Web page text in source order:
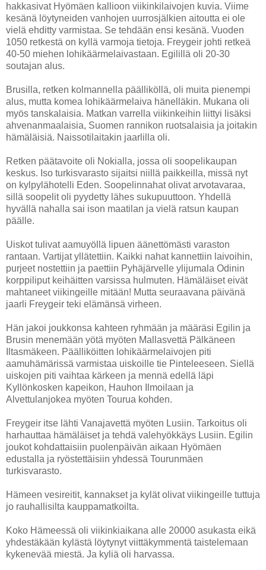
hakkasivat Hyömäen kallioon viikinkilaivojen kuvia. Viime
kesänä löytyneiden vanhojen uurrosjälkien aitoutta ei ole
vielä ehditty varmistaa. Se tehdään ensi kesänä. Vuoden
1050 retkestä on kyllä varmoja tietoja. Freygeir johti retkeä
40-50 miehen lohikäärmelaivastaan. Egilillä oli 20-30
soutajan alus.
Brusilla, retken kolmannella päälliköllä, oli muita pienempi
alus, mutta komea lohikäärmelaiva hänelläkin. Mukana oli
myös tanskalaisia. Matkan varrella viikinkeihin liittyi lisäksi
ahvenanmaalaisia, Suomen rannikon ruotsalaisia ja joitakin
hämäläisiä. Naissotilaitakin jaarlilla oli.
Retken päätavoite oli Nokialla, jossa oli soopelikaupan
keskus. Iso turkisvarasto sijaitsi niillä paikkeilla, missä nyt
on kylpylähotelli Eden. Soopelinnahat olivat arvotavaraa,
sillä soopelit oli pyydetty lähes sukupuuttoon. Yhdellä
hyvällä nahalla sai ison maatilan ja vielä ratsun kaupan
päälle.
Uiskot tulivat aamuyöllä lipuen äänettömästi varaston
rantaan. Vartijat yllätettiin. Kaikki nahat kannettiin laivoihin,
purjeet nostettiin ja paettiin Pyhäjärvelle ylijumala Odinin
korppiliput keihäitten varsissa hulmuten. Hämäläiset eivät
mahtaneet viikingeille mitään! Mutta seuraavana päivänä
jaarli Freygeir teki elämänsä virheen.
Hän jakoi joukkonsa kahteen ryhmään ja määräsi Egilin ja
Brusin menemään yötä myöten Mallasvettä Pälkäneen
Iltasmäkeen. Päälliköitten lohikäärmelaivojen piti
aamuhämärissä varmistaa uiskoille tie Pinteleeseen. Siellä
uiskojen piti vaihtaa kärkeen ja mennä edellä läpi
Kyllönkosken kapeikon, Hauhon Ilmoilaan ja
Alvettulanjokea myöten Tourua kohden.
Freygeir itse lähti Vanajavettä myöten Lusiin. Tarkoitus oli
harhauttaa hämäläiset ja tehdä valehyökkäys Lusiin. Egilin
joukot kohdattaisiin puolenpäivän aikaan Hyömäen
edustalla ja ryöstettäisiin yhdessä Tourunmäen
turkisvarasto.
Hämeen vesireitit, kannakset ja kylät olivat viikingeille tuttuja
jo rauhallisilta kauppamatkoilta.
Koko Hämeessä oli viikinkiaikana alle 20000 asukasta eikä
yhdestäkään kylästä löytynyt viittäkymmentä taistelemaan
kykenevää miestä. Ja kyliä oli harvassa.